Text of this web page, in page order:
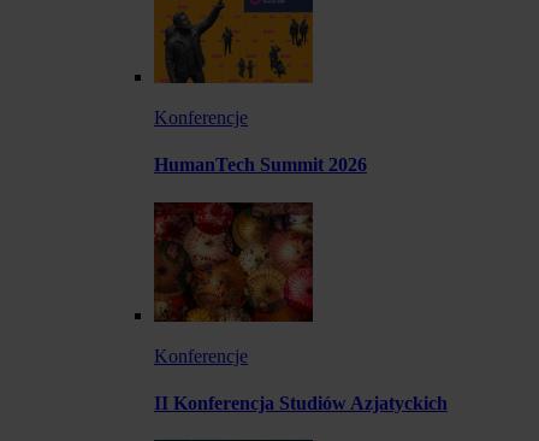
Konferencje
HumanTech Summit 2026
Konferencje
II Konferencja Studiów Azjatyckich